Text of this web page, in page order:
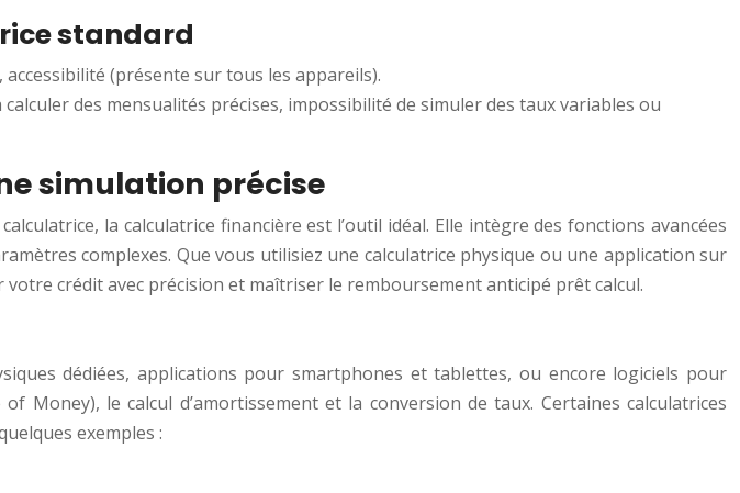
standard
(présente sur tous les appareils).
des mensualités précises, impossibilité de simuler des taux variables ou
simulation précise
la calculatrice financière est l’outil idéal. Elle intègre des fonctions avancées
complexes. Que vous utilisiez une calculatrice physique ou une application sur
crédit avec précision et maîtriser le remboursement anticipé prêt calcul.
dédiées, applications pour smartphones et tablettes, ou encore logiciels pour
Money), le calcul d’amortissement et la conversion de taux. Certaines calculatrices
exemples :